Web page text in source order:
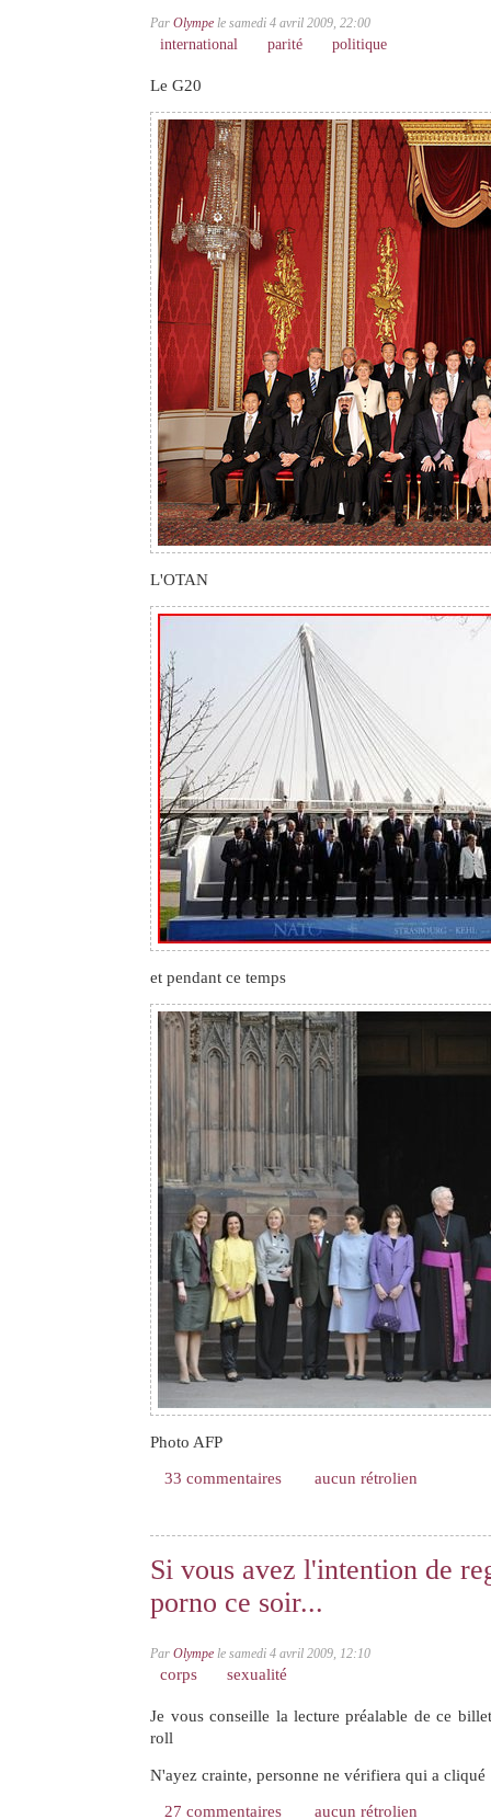
ParOlympe le samedi 4 avril 2009, 22:00
international parité politique
Le G20
L'OTAN
et pendant ce temps
Photo AFP
33 commentaires aucun rétrolien
Si vous avez l'intention de
porno ce soir...
ParOlympe le samedi 4 avril 2009, 12:10
corps sexualité
Je vous conseille la lecture préalable de ce
roll
N'ayez crainte, personne ne vérifiera qui a cliqué
27 commentaires aucun rétrolien